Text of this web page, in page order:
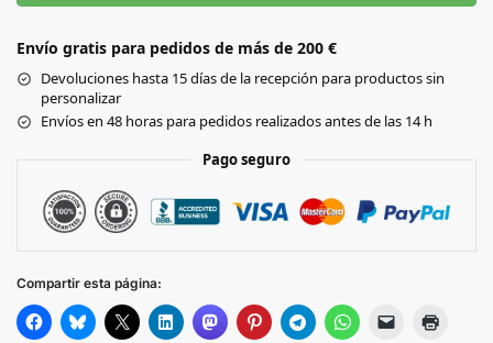
Envío gratis para pedidos de más de 200 €
Devoluciones hasta 15 días de la recepción para productos sin
personalizar
Envíos en 48 horas para pedidos realizados antes de las 14 h
Pago seguro
Compartir esta página: